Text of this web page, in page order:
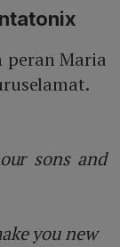
peran Maria
sons and
you new